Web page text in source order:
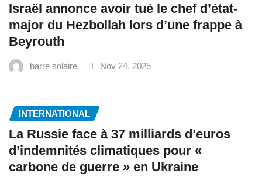
Israël annonce avoir tué le chef d’état-
major du Hezbollah lors d’une frappe à
Beyrouth
barre solaire Nov 24, 2025
INTERNATIONAL
La Russie face à 37 milliards d’euros
d’indemnités climatiques pour «
carbone de guerre » en Ukraine